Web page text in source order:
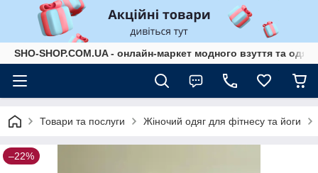
SHO-SHOP.COM.UA - онлайн-маркет модного взуття та
Товари та послуги Жіночий одяг для фітнесу та йоги
–22%